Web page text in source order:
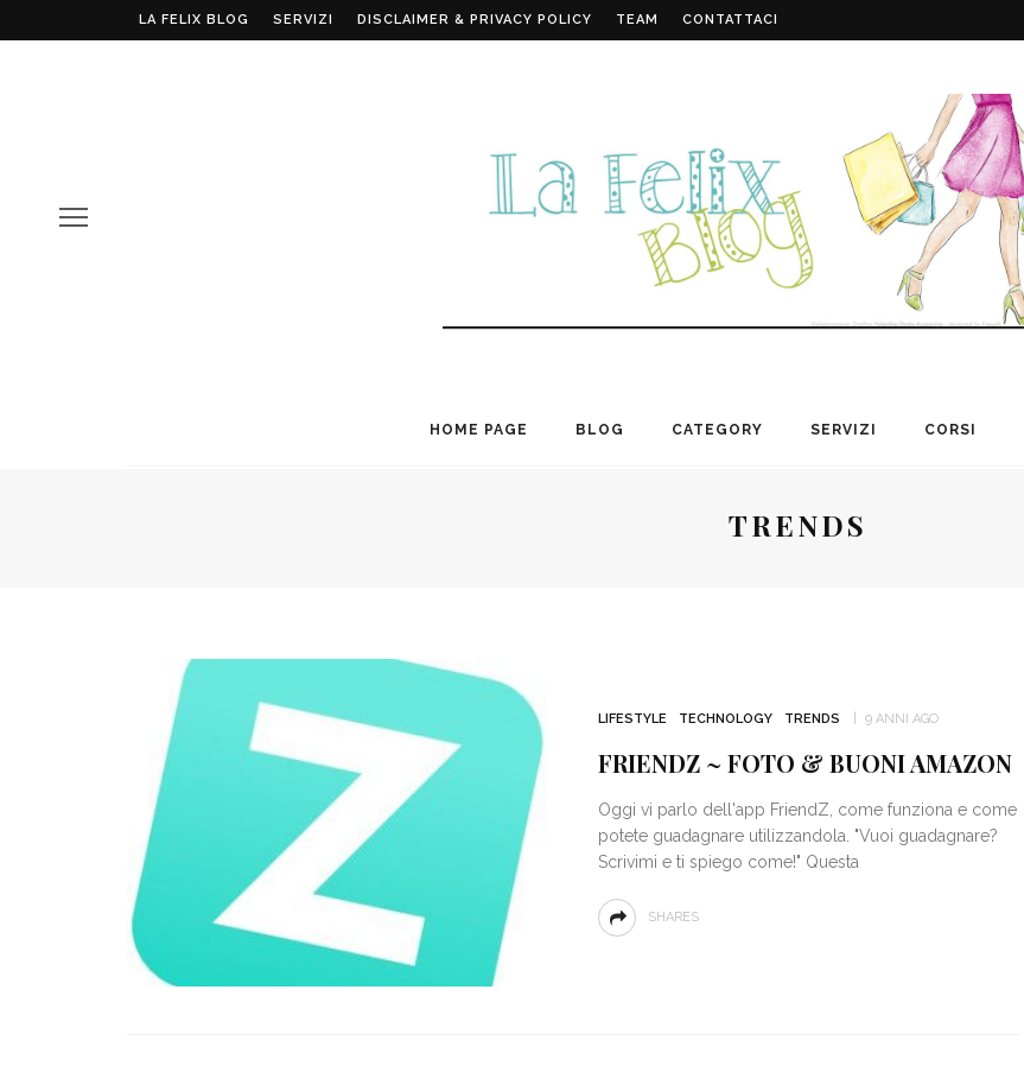
LA FELIX BLOG SERVIZI DISCLAIMER & PRIVACY POLICY TEAM CONTATTACI
HOME PAGE BLOG CATEGORY SERVIZI CORSI
TRENDS
LIFESTYLE TECHNOLOGY TRENDS 9 ANNI AGO
FRIENDZ ~ FOTO & BUONI AMAZON
Oggi vi parlo dell'app FriendZ, come funziona e come
potete guadagnare utilizzandola. "Vuoi guadagnare?
Scrivimi e ti spiego come!" Questa
SHARES
SKINCARE